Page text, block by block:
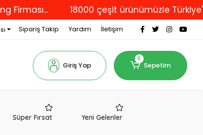
18000 çeşit ürünümüzle Türkiye'nin
Sipariş Takip Yardım İletişim
Giriş Yap
0
Sepetim
Süper Fırsat Yeni Gelenler